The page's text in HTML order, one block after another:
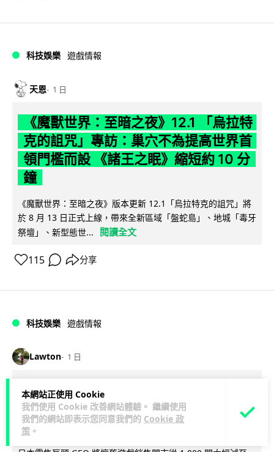
本網站正使用 Cookie
我們使用 Cookie 改善網站體驗。 繼續使用
我們的網站即表示您同意我們的 Cookie 政
策 。
科技娛樂 遊戲情報
天恩 1 日
《魔獸世界：至暗之夜》12.1 「烏拉特
克的詛咒」專訪：巢穴不為提高世界首
領門檻而設 《諸王之眠》縮短約 10 分
鐘
《魔獸世界：至暗之夜》版本更新 12.1「烏拉特克的詛咒」將
於 8 月 13 日正式上線，帶來全新區域「盤蛇島」、地城「毒牙
祭壇」、新型態世...
閱讀全文
115 分享
科技娛樂 遊戲情報
Lawton 1 日
日本二手遊戲店減 90% 門市 業績反增
四成 "懷舊"在 Z 世代變成最潮「新鮮
感」